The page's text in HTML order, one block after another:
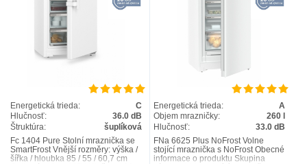
Energetická trieda:
C
Hlučnosť:
36.0 dB
Štruktúra:
šuplíková
Fc 1404 Pure Stolní mraznička se
SmartFrost Vnější rozměry: výška /
šířka / hloubka 85 / 55 / 60,7 cm
Energetická trieda:
A
Objem mrazničky:
260 l
Hlučnosť:
33.0 dB
FNa 6625 Plus NoFrost Volne
stojící mraznička s NoFrost Obecné
informace o produktu Skupina